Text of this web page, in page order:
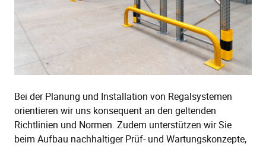
Bei der Planung und Installation von Regalsystemen
orientieren wir uns konsequent an den geltenden
Richtlinien und Normen. Zudem unterstützen wir Sie
beim Aufbau nachhaltiger Prüf- und Wartungskonzepte,